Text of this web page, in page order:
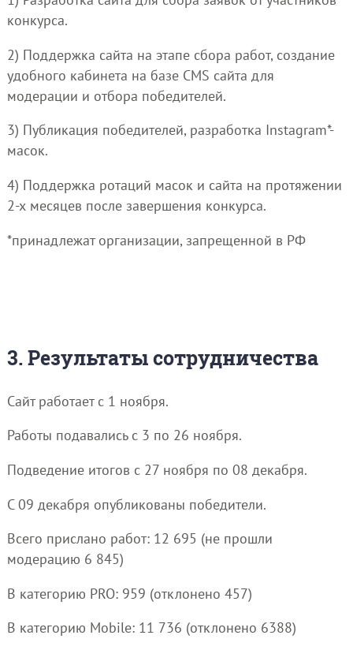
конкурса.
2) Поддержка сайта на этапе сбора работ, создание
удобного кабинета на базе CMS сайта для
модерации и отбора победителей.
3) Публикация победителей, разработка Instagram*-
масок.
4) Поддержка ротаций масок и сайта на протяжении
2-х месяцев после завершения конкурса.
*принадлежат организации, запрещенной в РФ
3. Результаты сотрудничества
Сайт работает с 1 ноября.
Работы подавались с 3 по 26 ноября.
Подведение итогов с 27 ноября по 08 декабря.
С 09 декабря опубликованы победители.
Всего прислано работ: 12 695 (не прошли
модерацию 6 845)
В категорию PRO: 959 (отклонено 457)
В категорию Mobile: 11 736 (отклонено 6388)